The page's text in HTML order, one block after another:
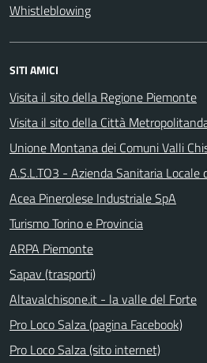
Whistleblowing
SITI AMICI
Visita il sito della Regione Piemonte
Visita il sito della Città
Unione Montana dei Comuni Valli
A.S.L.TO3 - Azienda Sanitaria Locale
Acea Pinerolese Industriale SpA
Turismo Torino e Provincia
ARPA Piemonte
Sapav (trasporti)
Altavalchisone.it - la valle del Forte
Pro Loco Salza (pagina Facebook)
Pro Loco Salza (sito internet)